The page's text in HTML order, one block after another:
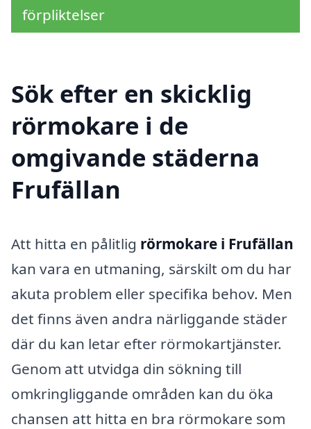
förpliktelser
Sök efter en skicklig
rörmokare i de
omgivande städerna
Frufällan
Att hitta en pålitlig rörmokare i Frufällan
kan vara en utmaning, särskilt om du har
akuta problem eller specifika behov. Men
det finns även andra närliggande städer
där du kan letar efter rörmokartjänster.
Genom att utvidga din sökning till
omkringliggande områden kan du öka
chansen att hitta en bra rörmokare som